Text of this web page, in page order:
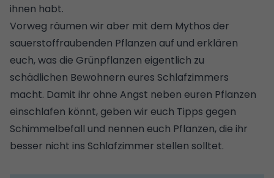
ihnen habt.
Vorweg räumen wir aber mit dem Mythos der
sauerstoffraubenden Pflanzen auf und erklären
euch, was die Grünpflanzen eigentlich zu
schädlichen Bewohnern eures Schlafzimmers
macht. Damit ihr ohne Angst neben euren Pflanzen
einschlafen könnt, geben wir euch Tipps gegen
Schimmelbefall und nennen euch Pflanzen, die ihr
besser nicht ins Schlafzimmer stellen solltet.